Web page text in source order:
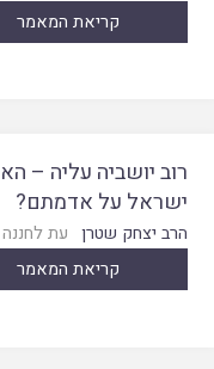
קריאת המאמר
רוב יושביה עליה –
ישראל על אדמתם?
הרב יצחק שטרן עת לחננה
קריאת המאמר